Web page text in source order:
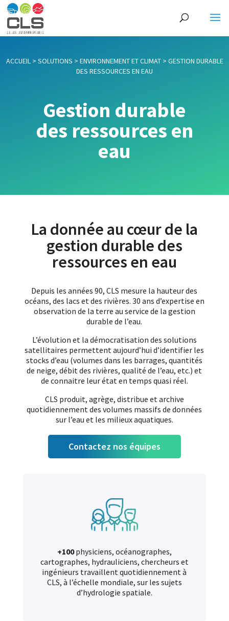
ACCUEIL> SOLUTIONS > ENVIRONNEMENT ET CLIMAT> GESTION DURABLE
DES RESSOURCES EN EAU
Gestion durable
des ressources en
eau
La donnée au cœur de la
gestion durable des
ressources en eau
Depuis les années 90, CLS mesure la hauteur des
océans, des lacs et des rivières. 30 ans d’expertise en
observation de la terre au service de la gestion
durable de l’eau.
L’évolution et la démocratisation des solutions
satellitaires permettent aujourd’hui d’identifier les
stocks d’eau (volumes dans les barrages, quantités
de neige, débit des rivières, qualité de l’eau, etc.) et
de connaitre leur état en temps quasi réel.
CLS produit, agrège, distribue et archive
quotidiennement des volumes massifs de données
sur l’eau et les milieux aquatiques.
Contactez nos équipes
+100physiciens, océanographes,
cartographes, hydrauliciens, chercheurs et
ingénieurs travaillent quotidiennement à
CLS, à l’échelle mondiale, sur les sujets
d’hydrologie spatiale.